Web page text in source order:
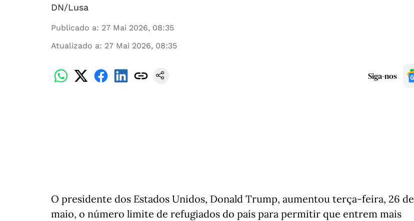
DN/Lusa
Publicado a: 27 Mai 2026, 08:35
Atualizado a: 27 Mai 2026, 08:35
Siga-nos
O presidente dos Estados Unidos, Donald Trump, aumentou terça-feira, 26 de
maio, o número limite de refugiados do país para permitir que entrem mais